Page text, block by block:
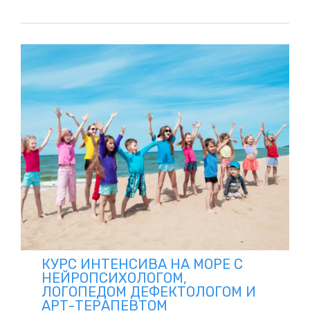
КУРС ИНТЕНСИВА НА МОРЕ С
НЕЙРОПСИХОЛОГОМ,
ЛОГОПЕДОМ ДЕФЕКТОЛОГОМ И
АРТ-ТЕРАПЕВТОМ